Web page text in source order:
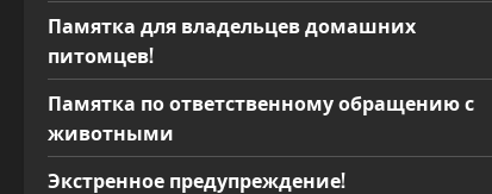
Памятка для владельцев домашних
питомцев!
Памятка по ответственному обращению с
животными
Экстренное предупреждение!